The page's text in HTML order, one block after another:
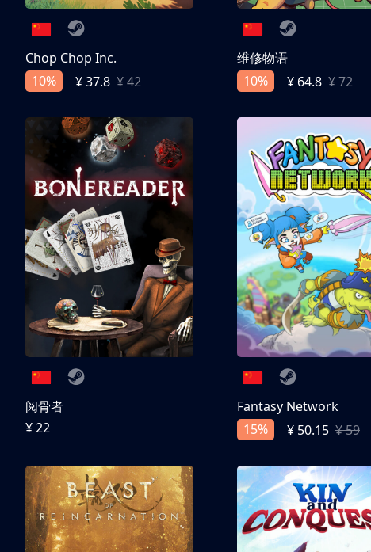
Chop Chop Inc.
10%
¥ 37.8 ¥ 42
维修物语
10%
¥ 64.8 ¥ 72
阅骨者
¥ 22
Fantasy Network
15%
¥ 50.15 ¥ 59